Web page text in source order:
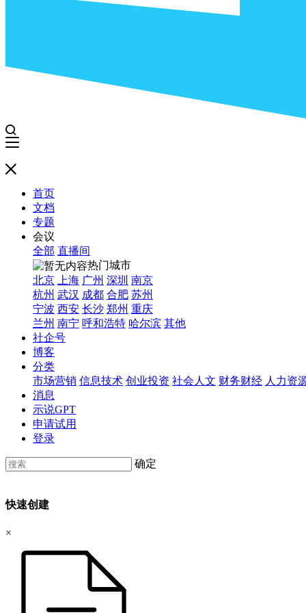
首页
文档
专题
会议
全部 直播间
热门城市
北京
上海 广州 深圳 南京
杭州 武汉 成都 合肥 苏州
宁波 西安 长沙 郑州 重庆
兰州 南宁 呼和浩特 哈尔滨 其他
社企号
博客
分类
市场营销 信息技术 创业投资 社会人文 财务财经 人力资
消息
示说GPT
申请试用
登录
确定
快速创建
×